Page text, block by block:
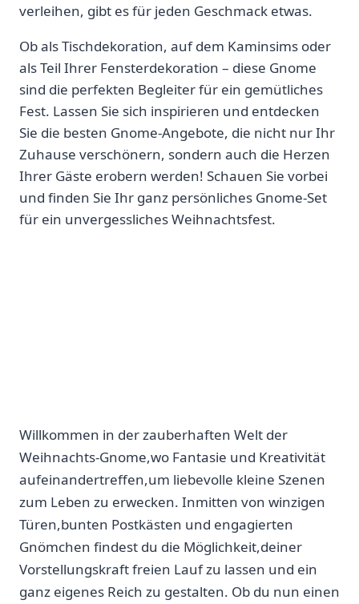
verleihen, gibt es für jeden Geschmack etwas.
Ob als Tischdekoration, auf dem Kaminsims oder
als Teil Ihrer Fensterdekoration – diese Gnome
sind die perfekten Begleiter für ein gemütliches
Fest. Lassen Sie sich inspirieren und entdecken
Sie die besten Gnome-Angebote, die nicht nur Ihr
Zuhause verschönern, sondern auch die Herzen
Ihrer Gäste erobern werden! Schauen Sie vorbei
und finden Sie Ihr ganz persönliches Gnome-Set
für ein unvergessliches Weihnachtsfest.
Willkommen in der zauberhaften Welt der
Weihnachts-Gnome,wo Fantasie und Kreativität
aufeinandertreffen,um liebevolle‍ kleine Szenen⁢
zum Leben zu erwecken. Inmitten von winzigen
Türen,bunten Postkästen⁤ und engagierten
Gnömchen findest du die Möglichkeit,deiner
Vorstellungskraft⁢ freien Lauf zu ‍lassen und ⁣ein
ganz eigenes ⁤Reich ‌zu gestalten. Ob du nun einen